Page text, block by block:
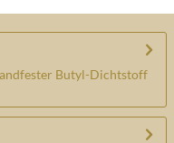
Butyl-Dichtstoff